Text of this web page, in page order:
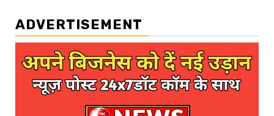
ADVERTISEMENT